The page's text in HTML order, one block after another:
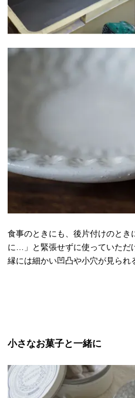
食事のときにも、後片付けのとき
に…」と緊張せずに使っていただ
縁には細かい凹凸や小穴が見られ
小さなお菓子と一緒に